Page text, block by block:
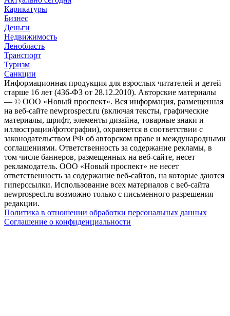
Карикатуры
Бизнес
Деньги
Недвижимость
Ленобласть
Транспорт
Туризм
Санкции
Информационная продукция для взрослых читателей и детей
старше 16 лет (436-ФЗ от 28.12.2010). Авторские материалы
— © ООО «Новый проспект». Вся информация, размещенная
на веб-сайте newprospect.ru (включая тексты, графические
материалы, шрифт, элементы дизайна, товарные знаки и
иллюстрации/фотографии), охраняется в соответствии с
законодательством РФ об авторском праве и международными
соглашениями. Ответственность за содержание рекламы, в
том числе баннеров, размещенных на веб-сайте, несет
рекламодатель. ООО «Новый проспект» не несет
ответственность за содержание веб-сайтов, на которые даются
гиперссылки. Использование всех материалов с веб-сайта
newprospect.ru возможно только с письменного разрешения
редакции.
Политика в отношении обработки персональных данных
Соглашение о конфиденциальности